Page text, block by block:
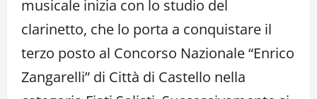
musicale inizia con lo studio del
clarinetto, che lo porta a conquistare il
terzo posto al Concorso Nazionale “Enrico
Zangarelli” di Città di Castello nella